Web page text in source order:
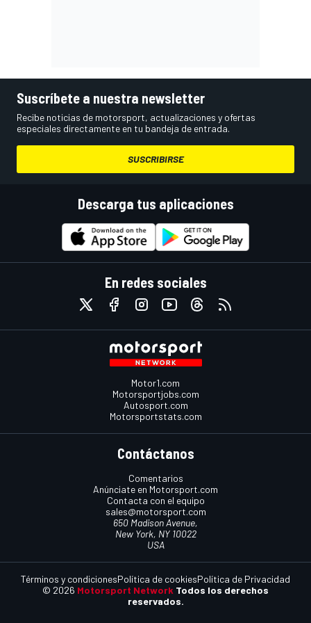
Suscríbete a nuestra newsletter
Recibe noticias de motorsport, actualizaciones y ofertas
especiales directamente en tu bandeja de entrada.
SUSCRIBIRSE
Descarga tus aplicaciones
En redes sociales
Motor1.com
Motorsportjobs.com
Autosport.com
Motorsportstats.com
Contáctanos
Comentarios
Anúnciate en Motorsport.com
Contacta con el equipo
sales@motorsport.com
650 Madison Avenue,
New York, NY 10022
USA
© 2026 Motorsport Network Todos los derechos
reservados.
Términos y condicionesPolítica de cookiesPolítica de Privacidad